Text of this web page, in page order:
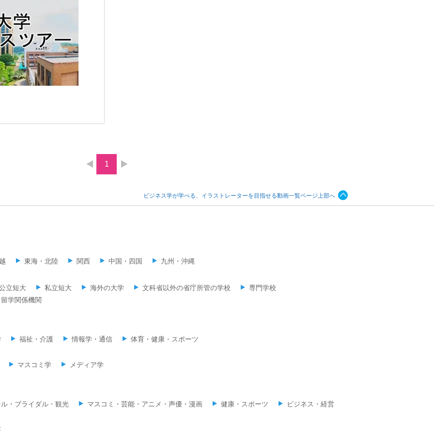
1
ビジネス学が学べる、イラストレーターを目指せる動画一覧ページ上部へ
東海・北陸 関西 中国・四国 九州・沖縄
立短大 私立短大 海外の大学 文科省以外の省庁所管の学校
専門学校
留学関係機関
福祉・介護 情報学・通信 体育・健康・スポーツ
マスコミ学 メディア学
・ブライダル・観光 マスコミ・芸能・アニメ・声優・漫画 健康・スポーツ ビジネス・経営